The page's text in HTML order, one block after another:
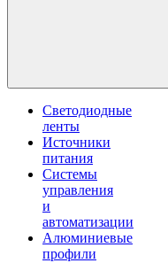
Светодиодные
ленты
Источники
питания
Системы
управления
и
автоматизации
Алюминиевые
профили